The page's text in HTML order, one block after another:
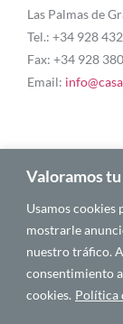
Valoramos
Usamos cookies
mostrarle
nuestro tráfico.
consentimiento
cookies. Política
Las Palmas de
Tel.: +34 928
Fax: +34 928
Email:
Blog
About Us
English